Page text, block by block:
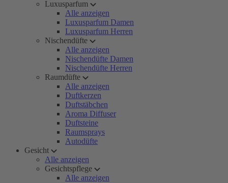
Luxusparfum
Alle anzeigen
Luxusparfum Damen
Luxusparfum Herren
Nischendüfte
Alle anzeigen
Nischendüfte Damen
Nischendüfte Herren
Raumdüfte
Alle anzeigen
Duftkerzen
Duftstäbchen
Aroma Diffuser
Duftsteine
Raumsprays
Autodüfte
Gesicht
Alle anzeigen
Gesichtspflege
Alle anzeigen